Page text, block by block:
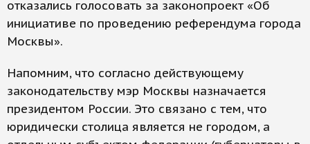
отказались голосовать за законопроект «Об
инициативе по проведению референдума города
Москвы».
Напомним, что согласно действующему
законодательству мэр Москвы назначается
президентом России. Это связано с тем, что
юридически столица является не городом, а